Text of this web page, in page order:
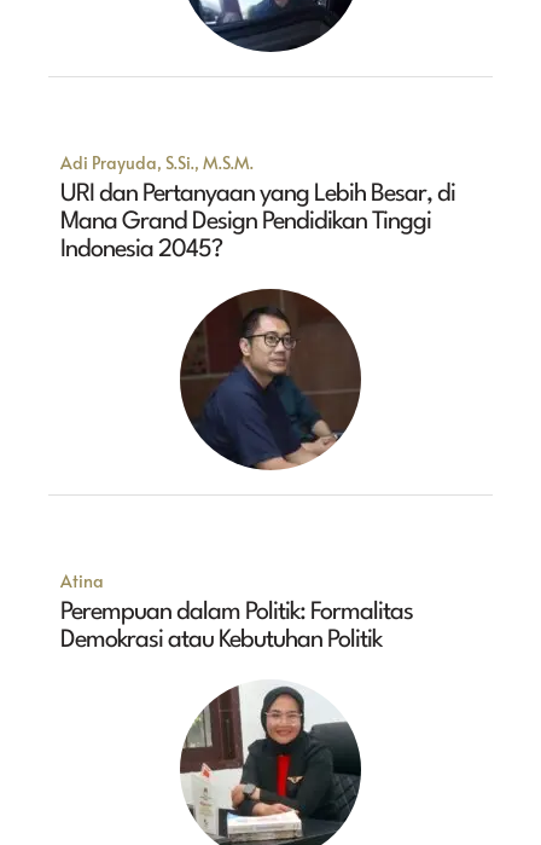
Adi Prayuda, S.Si., M.S.M.
URI dan Pertanyaan yang Lebih Besar, di
Mana Grand Design Pendidikan Tinggi
Indonesia 2045?
Atina
Perempuan dalam Politik: Formalitas
Demokrasi atau Kebutuhan Politik